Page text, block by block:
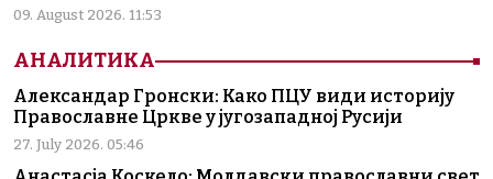
09. August 2026. 11:53
АНАЛИТИКА
Александар Гронски: Како ПЦУ види историју
Православне Цркве у југозападној Русији
27. July 2026. 05:46